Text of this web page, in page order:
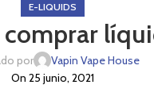
E-LIQUIDS
por
Vapin Vape House
On 25 junio, 2021